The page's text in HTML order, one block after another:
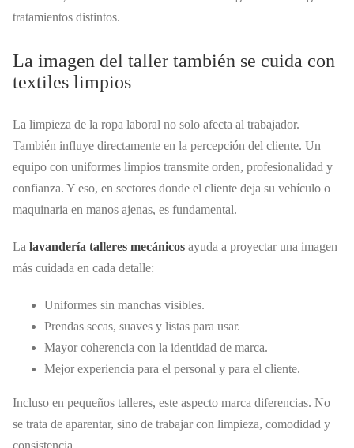
tratamientos distintos.
La imagen del taller también se cuida con
textiles limpios
La limpieza de la ropa laboral no solo afecta al trabajador.
También influye directamente en la percepción del cliente. Un
equipo con uniformes limpios transmite orden, profesionalidad y
confianza. Y eso, en sectores donde el cliente deja su vehículo o
maquinaria en manos ajenas, es fundamental.
La lavandería talleres mecánicos ayuda a proyectar una imagen
más cuidada en cada detalle:
Uniformes sin manchas visibles.
Prendas secas, suaves y listas para usar.
Mayor coherencia con la identidad de marca.
Mejor experiencia para el personal y para el cliente.
Incluso en pequeños talleres, este aspecto marca diferencias. No
se trata de aparentar, sino de trabajar con limpieza, comodidad y
consistencia.